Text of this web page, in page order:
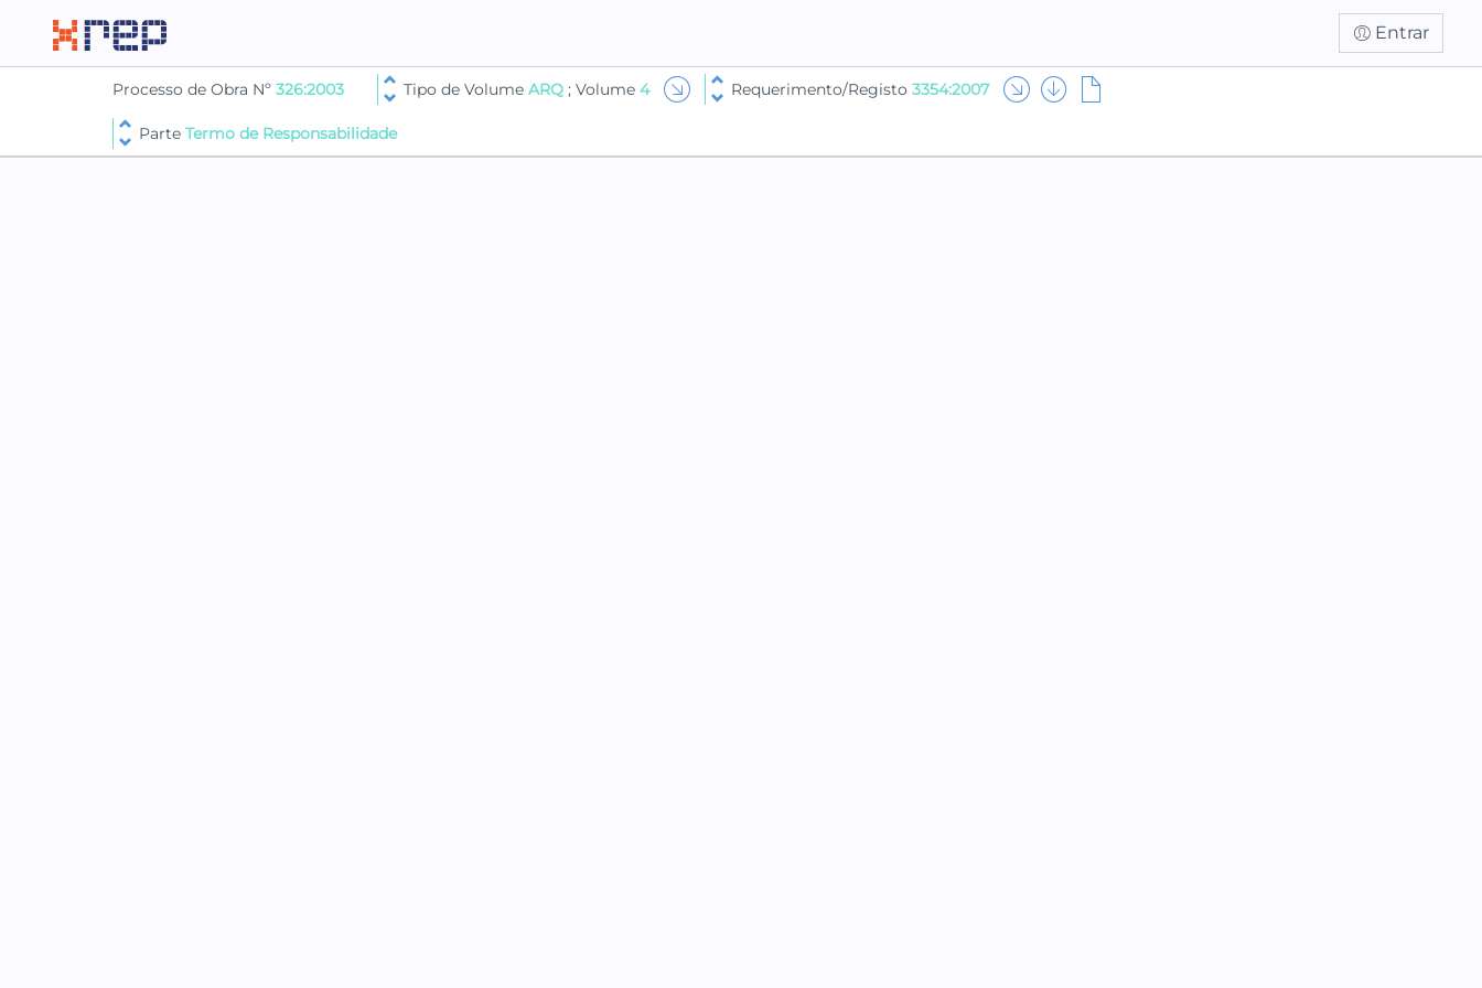
Entrar
Processo de Obra Nº 326:2003 Tipo de Volume ARQ ; Volume 4 Requerimento/Registo 3354:2007
Parte Termo de Responsabilidade
PARTE TERMO DE RESPONSABILIDADE